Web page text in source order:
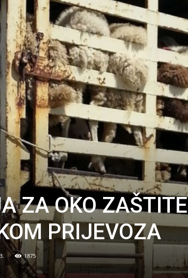
ZA OKO ZAŠTITE
PRIJEVOZA
1875